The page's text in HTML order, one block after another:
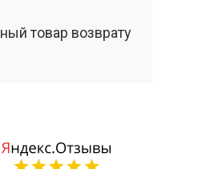
товар возврату